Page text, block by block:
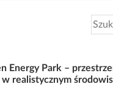
Energy Park –
realistycznym